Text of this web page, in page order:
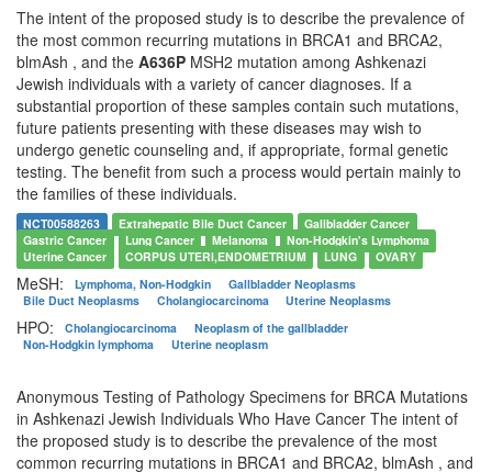
The intent of the proposed study is to describe the prevalence of
the most common recurring mutations in BRCA1 and BRCA2,
blmAsh , and the A636P MSH2 mutation among Ashkenazi
Jewish individuals with a variety of cancer diagnoses. If a
substantial proportion of these samples contain such mutations,
future patients presenting with these diseases may wish to
undergo genetic counseling and, if appropriate, formal genetic
testing. The benefit from such a process would pertain mainly to
the families of these individuals.
NCT00588263 Extrahepatic Bile Duct Cancer
Gallbladder Cancer
Gastric Cancer
Lung Cancer Melanoma
Non-Hodgkin's Lymphoma
Uterine Cancer
CORPUS UTERI,ENDOMETRIUM LUNG OVARY
MeSH: Lymphoma, Non-Hodgkin
Gallbladder Neoplasms
Bile Duct Neoplasms
Cholangiocarcinoma Uterine Neoplasms
HPO: Cholangiocarcinoma
Neoplasm of the gallbladder
Non-Hodgkin lymphoma
Uterine neoplasm
Anonymous Testing of Pathology Specimens for BRCA Mutations
in Ashkenazi Jewish Individuals Who Have Cancer The intent of
the proposed study is to describe the prevalence of the most
common recurring mutations in BRCA1 and BRCA2, blmAsh , and